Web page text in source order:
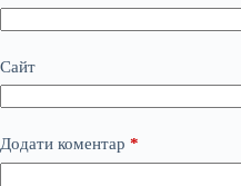
Сайт
Додати коментар *